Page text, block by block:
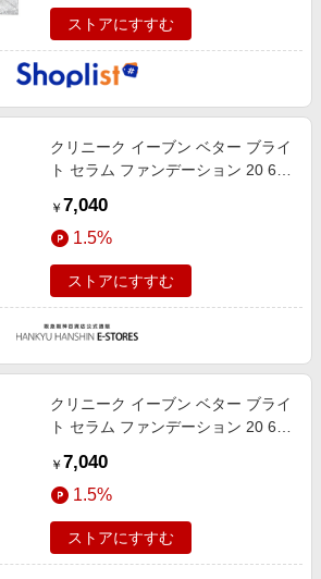
ストアにすすむ
クリニーク イーブン ベター ブライ
ト セラム ファンデーション 20 61
￥ 7,040
1.5%
ストアにすすむ
クリニーク イーブン ベター ブライ
ト セラム ファンデーション 20 63
￥ 7,040
1.5%
ストアにすすむ